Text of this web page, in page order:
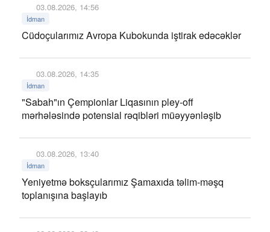
03.08.2026, 14:56
İdman
Cüdoçularımız Avropa Kubokunda iştirak edəcəklər
03.08.2026, 14:35
İdman
"Sabah"ın Çempionlar Liqasının pley-off
mərhələsində potensial rəqibləri müəyyənləşib
03.08.2026, 13:40
İdman
Yeniyetmə boksçularımız Şamaxıda təlim-məşq
toplanışına başlayıb